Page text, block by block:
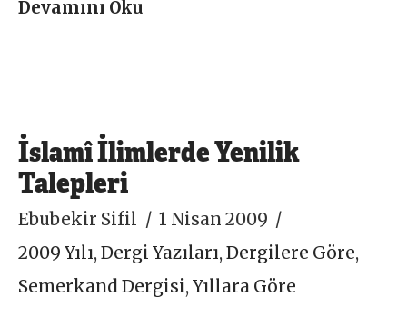
Devamını Oku
İslamî İlimlerde Yenilik
Talepleri
Ebubekir Sifil
1 Nisan 2009
2009 Yılı,Dergi Yazıları,Dergilere Göre,
Semerkand Dergisi,Yıllara Göre